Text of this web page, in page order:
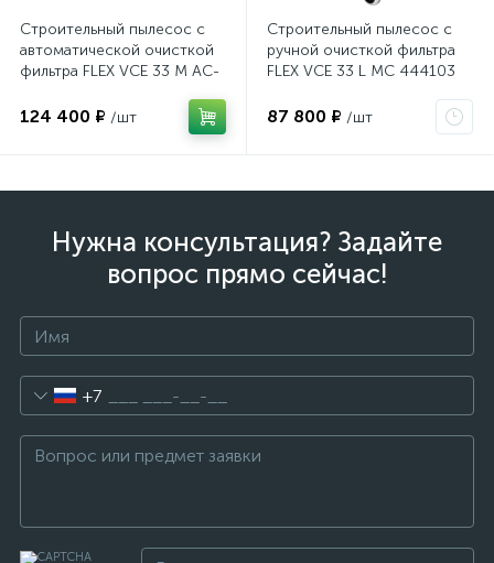
Строительный пылесос с
автоматической очисткой
фильтра FLEX VCE 33 M AC-
124 400 ₽ /шт
Строительный пылесос с
ручной очисткой фильтра
FLEX VCE 33 L MC 444103
87 800 ₽ /шт
Нужна консультация? Задайте
вопрос прямо сейчас!
+7